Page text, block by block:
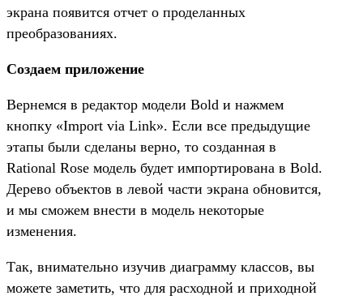
экрана появится отчет о проделанных
преобразованиях.
Создаем приложение
Вернемся в редактор модели Bold и нажмем
кнопку «Import via Link». Если все предыдущие
этапы были сделаны верно, то созданная в
Rational Rose модель будет импортирована в Bold.
Дерево объектов в левой части экрана обновится,
и мы сможем внести в модель некоторые
изменения.
Так, внимательно изучив диаграмму классов, вы
можете заметить, что для расходной и приходной